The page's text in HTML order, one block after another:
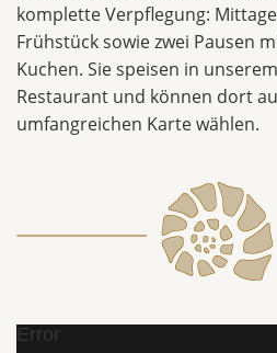
komplette Verpflegung:
Frühstück sowie zwei Pausen
Kuchen. Sie speisen in
Restaurant und können dort
umfangreichen Karte wählen.
Error